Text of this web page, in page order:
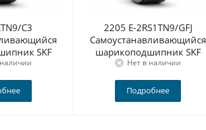
C3
SKF
2205 E-2RS1TN9/GFJ
Самоустанавливающийся
шарикоподшипник SKF
Нет в наличии
Подробнее